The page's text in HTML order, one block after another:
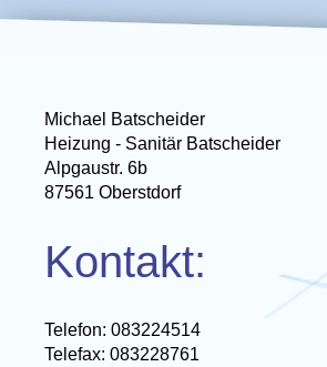
Michael Batscheider
Heizung - Sanitär Batscheider
Alpgaustr. 6b
87561 Oberstdorf
Kontakt:
Telefon: 083224514
Telefax: 083228761